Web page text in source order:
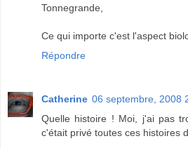
Tonnegrande,
Ce qui importe c'est l'aspect
Répondre
Catherine 06 septembre, 2008
Quelle histoire ! Moi, j'ai pas
c'était privé toutes ces histoires